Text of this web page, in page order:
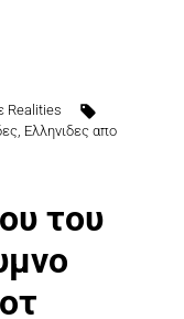
Realities
Ελληνιδες απο
του